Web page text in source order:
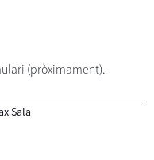
(pròximament).
Sala